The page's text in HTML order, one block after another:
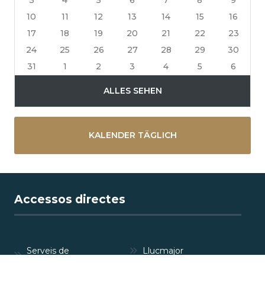
10
11 12 13 14 15
16
17
18 19 20 21 22
23
24
25 26 27 28 29
30
31
1 2 3 4 5 6
ALLES SEHEN
KALENDER TÄGLICH
Accessos directes
Serveis de Llucmajor